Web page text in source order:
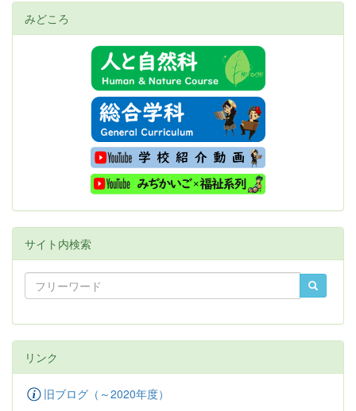
みどころ
サイト内検索
リンク
旧ブログ（～2020年度）